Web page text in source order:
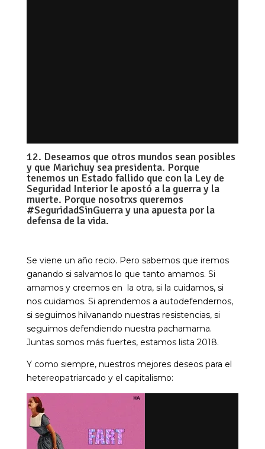
12. Deseamos que otros mundos sean posibles
y que Marichuy sea presidenta. Porque
tenemos un Estado fallido que con la Ley de
Seguridad Interior le apostó a la guerra y la
muerte. Porque nosotrxs queremos
#SeguridadSinGuerra y una apuesta por la
defensa de la vida.
Se viene un año recio. Pero sabemos que iremos
ganando si salvamos lo que tanto amamos. Si
amamos y creemos en la otra, si la cuidamos, si
nos cuidamos. Si aprendemos a autodefendernos,
si seguimos hilvanando nuestras resistencias, si
seguimos defendiendo nuestra pachamama.
Juntas somos más fuertes, estamos lista 2018.
Y como siempre, nuestros mejores deseos para el
hetereopatriarcado y el capitalismo: